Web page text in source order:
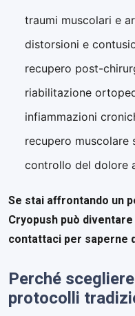
traumi muscolari e
distorsioni e
recupero post-
riabilitazione
infiammazioni
recupero muscolare
controllo del dolore
Se stai affrontando un
Cryopush può
contattaci per saperne
Perché
protocolli